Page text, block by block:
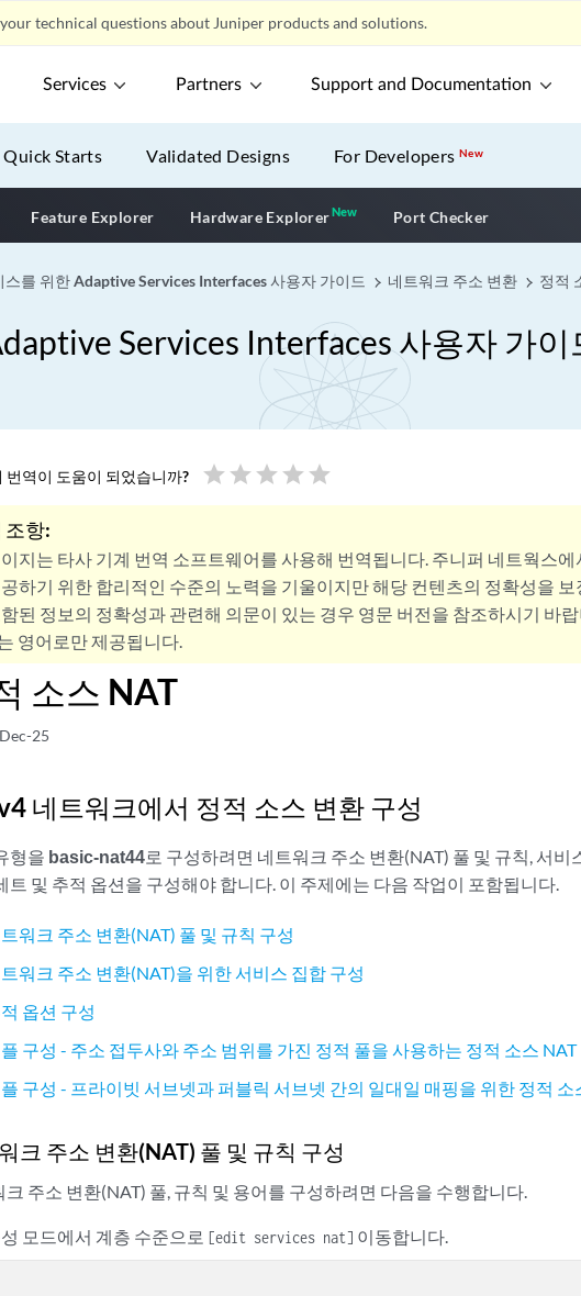
technical questions about Juniper products and solutions.
Services Partners Support and Documentation
Quick Starts Validated Designs For DevelopersNew
Feature Explorer Hardware ExplorerNewNew application
Port Checker
스를 위한 Adaptive Services Interfaces 사용자 가이드 네트워크 주소 변환 정적
Services Interfaces 사용자 가이
번역이 도움이 되었습니까? star star star star star
조항:
지는 타사 기계 번역 소프트웨어를 사용해 번역됩니다. 주니퍼 네트웍스
하기 위한 합리적인 수준의 노력을 기울이지만 해당 컨텐츠의 정확성을 보
된 정보의 정확성과 관련해 의문이 있는 경우 영문 버전을 참조하시기 바
영어로만 제공됩니다.
소스 NAT
25
네트워크에서 정적 소스 변환 구성
형을 basic-nat44로 구성하려면 네트워크 주소 변환(NAT) 풀 및 규칙, 서비
트 및 추적 옵션을 구성해야 합니다. 이 주제에는 다음 작업이 포함됩니다.
워크 주소 변환(NAT) 풀 및 규칙 구성
워크 주소 변환(NAT)을 위한 서비스 집합 구성
옵션 구성
구성 - 주소 접두사와 주소 범위를 가진 정적 풀을 사용하는 정적 소스 NAT
구성 - 프라이빗 서브넷과 퍼블릭 서브넷 간의 일대일 매핑을 위한 정적 소
크 주소 변환(NAT) 풀 및 규칙 구성
크 주소 변환(NAT) 풀, 규칙 및 용어를 구성하려면 다음을 수행합니다.
모드에서 계층 수준으로 [edit services nat] 이동합니다.